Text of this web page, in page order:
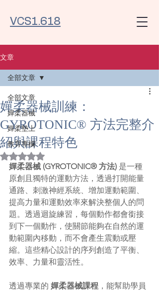
VCS1.618
文章
全部文章
嬋柔器械
嬋柔墊上
教育專欄
全部文章
嬋柔器械訓練：
GYROTONIC® 方法完整介
紹與課程特色
評等為 NaN（最高為 5 顆星）。
嬋柔器械 (GYROTONIC® 方法) 是一種
原創且獨特的運動方法，透過打開能量
通路、刺激神經系統、增加運動範圍、
提高力量和運動效率來解決整個人的問
題。透過迴旋練習，每個動作都會銜接
到下一個動作，使關節能夠在自然的運
動範圍內移動，而不會產生震動或壓
縮。這些精心設計的序列創造了平衡、
效率、力量和靈活性。
透過專業的 嬋柔器械課程 ，能幫助學員